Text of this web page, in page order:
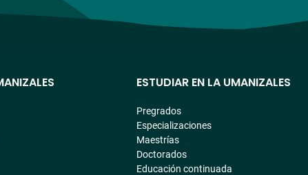
ESTUDIAR EN LA UMANIZALES
Pregrados
Especializaciones
Maestrías
Doctorados
Educación continuada